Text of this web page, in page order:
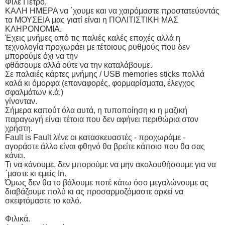
Φίλε Πέτρο,
ΚΑΛΗ ΗΜΕΡΑ να ΄χουμε και να χαιρόμαστε προστατεύοντάς
τα ΜΟΥΣΕΙΑ μας γιατί είναι η ΠΟΛΙΤΙΣΤΙΚΗ ΜΑΣ
ΚΛΗΡΟΝΟΜΙΑ.
Έχεις μνήμες από τις παλιές καλές εποχές αλλά η
τεχνολογία προχωράει με τέτοιους ρυθμούς που δεν
μπορούμε όχι να την
φθάσουμε αλλά ούτε να την καταλάβουμε.
Σε παλαιές κάρτες μνήμης / USB memories sticks πολλά
καλά κι όμορφα (επαναφορές, φορμαρίσματα, έλεγχος
σφαλμάτων κ.ά.)
γίνονταν.
Σήμερα καπούτ όλα αυτά, η τυποποίηση κι η μαζική
παραγωγή είναι τέτοια που δεν αφήνει περιθώρια στον
χρήστη.
Fault is Fault λένε οι κατασκευαστές - προχωράμε -
αγοράστε άλλο είναι φθηνό θα βρείτε κάποιο που θα σας
κάνει.
Τι να κάνουμε, δεν μπορούμε να μην ακολουθήσουμε για να
΄μαστε κι εμείς In.
Όμως δεν θα το βάλουμε ποτέ κάτω όσο μεγαλώνουμε ας
διαβάζουμε πολύ κι ας προσαρμοζόμαστε αρκεί να
σκεφτόμαστε το καλό.
Φιλικά.